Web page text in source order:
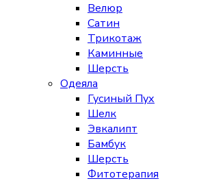
Велюр
Сатин
Трикотаж
Каминные
Шерсть
Одеяла
Гусиный Пух
Шелк
Эвкалипт
Бамбук
Шерсть
Фитотерапия